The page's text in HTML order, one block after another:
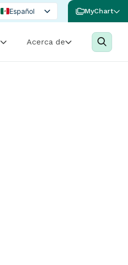
Español
Portuguese
MyChart
Acerca de